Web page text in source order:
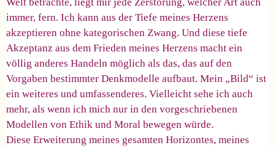
immer, fern. Ich kann aus der Tiefe meines Herzens
akzeptieren ohne kategorischen Zwang. Und diese tiefe
Akzeptanz aus dem Frieden meines Herzens macht ein
völlig anderes Handeln möglich als das, das auf den
Vorgaben bestimmter Denkmodelle aufbaut. Mein „Bild“ ist
ein weiteres und umfassenderes. Vielleicht sehe ich auch
mehr, als wenn ich mich nur in den vorgeschriebenen
Modellen von Ethik und Moral bewegen würde.
Diese Erweiterung meines gesamten Horizontes, meines